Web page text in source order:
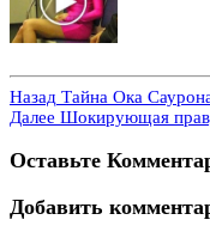
Назад Тайна Ока
Далее Шокирующая
Оставьте
Добавить